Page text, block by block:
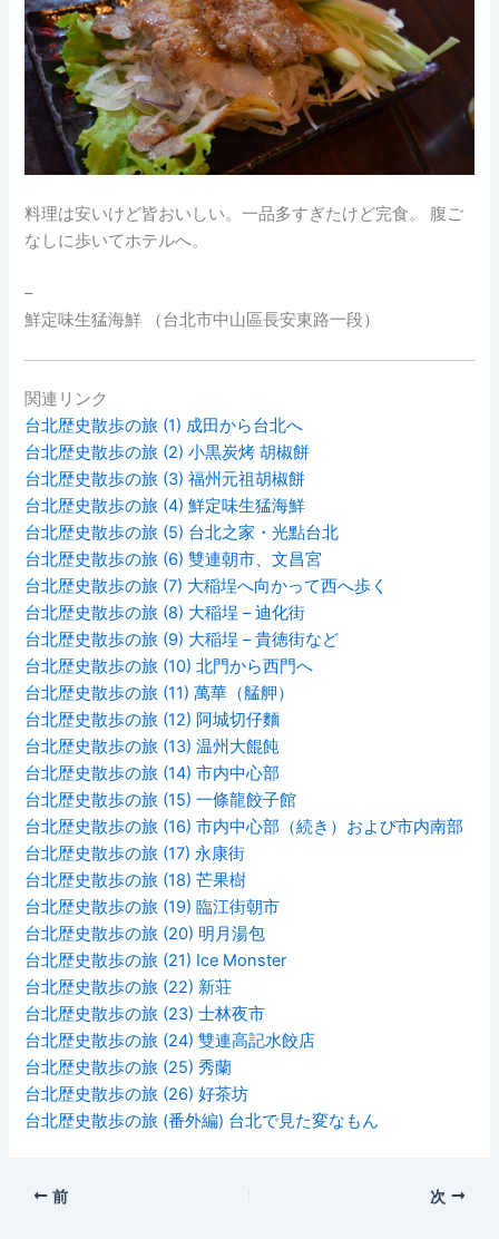
料理は安いけど皆おいしい。一品多すぎたけど完食。 腹ご
なしに歩いてホテルへ。
–
鮮定味生猛海鮮 （台北市中山區長安東路一段）
関連リンク
台北歴史散歩の旅 (1) 成田から台北へ
台北歴史散歩の旅 (2) 小黒炭烤 胡椒餅
台北歴史散歩の旅 (3) 福州元祖胡椒餅
台北歴史散歩の旅 (4) 鮮定味生猛海鮮
台北歴史散歩の旅 (5) 台北之家・光點台北
台北歴史散歩の旅 (6) 雙連朝市、文昌宮
台北歴史散歩の旅 (7) 大稲埕へ向かって西へ歩く
台北歴史散歩の旅 (8) 大稲埕 – 迪化街
台北歴史散歩の旅 (9) 大稲埕 – 貴徳街など
台北歴史散歩の旅 (10) 北門から西門へ
台北歴史散歩の旅 (11) 萬華（艋舺）
台北歴史散歩の旅 (12) 阿城切仔麵
台北歴史散歩の旅 (13) 温州大餛飩
台北歴史散歩の旅 (14) 市内中心部
台北歴史散歩の旅 (15) 一條龍餃子館
台北歴史散歩の旅 (16) 市内中心部（続き）および市内南部
台北歴史散歩の旅 (17) 永康街
台北歴史散歩の旅 (18) 芒果樹
台北歴史散歩の旅 (19) 臨江街朝市
台北歴史散歩の旅 (20) 明月湯包
台北歴史散歩の旅 (21) Ice Monster
台北歴史散歩の旅 (22) 新荘
台北歴史散歩の旅 (23) 士林夜市
台北歴史散歩の旅 (24) 雙連高記水餃店
台北歴史散歩の旅 (25) 秀蘭
台北歴史散歩の旅 (26) 好茶坊
台北歴史散歩の旅 (番外編) 台北で見た変なもん
前 次